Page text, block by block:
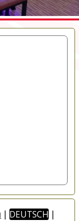
| DEUTSCH |